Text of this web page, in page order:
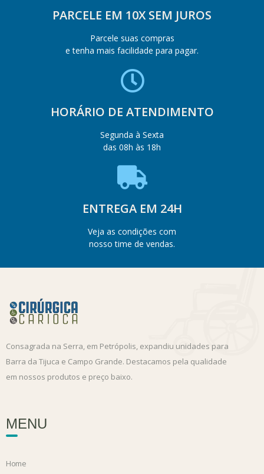
PARCELE EM 10X SEM JUROS
Parcele suas compras
e tenha mais facilidade para pagar.
HORÁRIO DE ATENDIMENTO
Segunda à Sexta
das 08h às 18h
ENTREGA EM 24H
Veja as condições com
nosso time de vendas.
Consagrada na Serra, em Petrópolis, expandiu unidades para
Barra da Tijuca e Campo Grande. Destacamos pela qualidade
em nossos produtos e preço baixo.
MENU
Home